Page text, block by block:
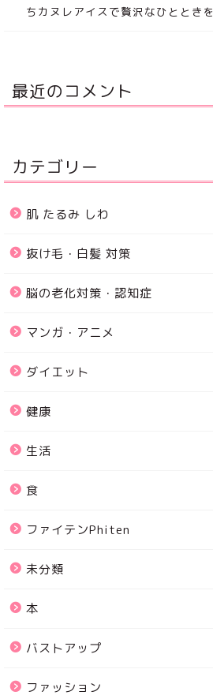
ちカヌレアイスで贅沢なひとときを
最近のコメント
カテゴリー
肌 たるみ しわ
抜け毛・白髪 対策
脳の老化対策・認知症
マンガ・アニメ
ダイエット
健康
生活
食
ファイテンPhiten
未分類
本
バストアップ
ファッション